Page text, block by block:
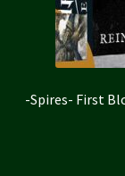
-Spires- First